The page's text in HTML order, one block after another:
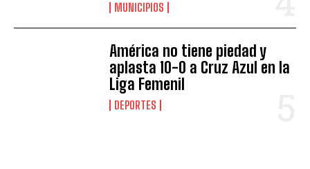
MUNICIPIOS
América no tiene piedad y
aplasta 10-0 a Cruz Azul en la
Liga Femenil
DEPORTES